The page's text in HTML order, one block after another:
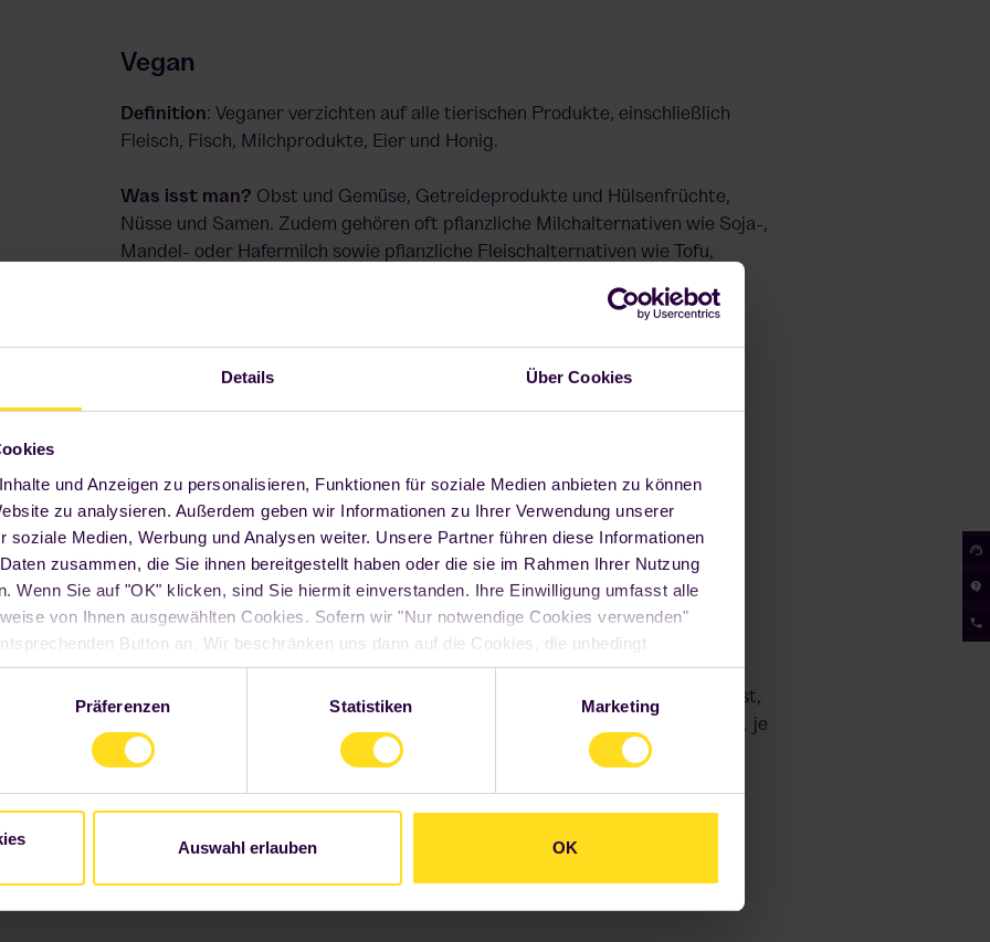
Details Über Cookies
und Anzeigen zu personalisieren, Funktionen für soziale Medien anbieten zu können
zu analysieren. Außerdem geben wir Informationen zu Ihrer Verwendung unserer
soziale Medien, Werbung und Analysen weiter. Unsere Partner führen diese Informationen
zusammen, die Sie ihnen bereitgestellt haben oder die sie im Rahmen Ihrer Nutzung
Wenn Sie auf "OK" klicken, sind Sie hiermit einverstanden. Ihre Einwilligung umfasst alle
von Ihnen ausgewählten Cookies. Sofern wir "Nur notwendige Cookies verwenden"
Button an. Wir beschränken uns dann auf die Cookies, die unbedingt
funktioniert. Sie können Ihre Entscheidung jederzeit mit Wirkung für die Zukunft
Sie auf den "Cookie" Link am Ende unserer Webseite klicken und die gewählten
Präferenzen Statistiken Marketing
Auswahl erlauben OK
Vegan
Definition: Veganer verzichten auf alle tierischen Produkte, einschließlich
Fleisch, Fisch, Milchprodukte, Eier und Honig.
Was isst man? Obst und Gemüse, Getreideprodukte und Hülsenfrüchte,
Nüsse und Samen. Zudem gehören oft pflanzliche Milchalternativen wie Soja-,
Mandel- oder Hafermilch sowie pflanzliche Fleischalternativen wie Tofu,
Mögliche Mängel:Vitamin B12, Vitamin D, Eisen, Calcium, Omega-3-
Nahrungsergänzungsmittel kompensiert werden.
Pescetarisch
Definition: Pescetarier verzichten auf Fleisch von Landtieren, essen aber
Fisch und Meeresfrüchte.
Fisch und Meeresfrüchte, pflanzliche Lebensmittel wie Obst,
Gemüse, Getreide, Hülsenfrüchte und Nüsse sowie Milchprodukte und Eier, je
nach individueller Entscheidung.
Vorteile:Reich an Omega-3-Fettsäuren, Vitamin D und Jod.
tierischen Produkten stark eingeschränkt ist.